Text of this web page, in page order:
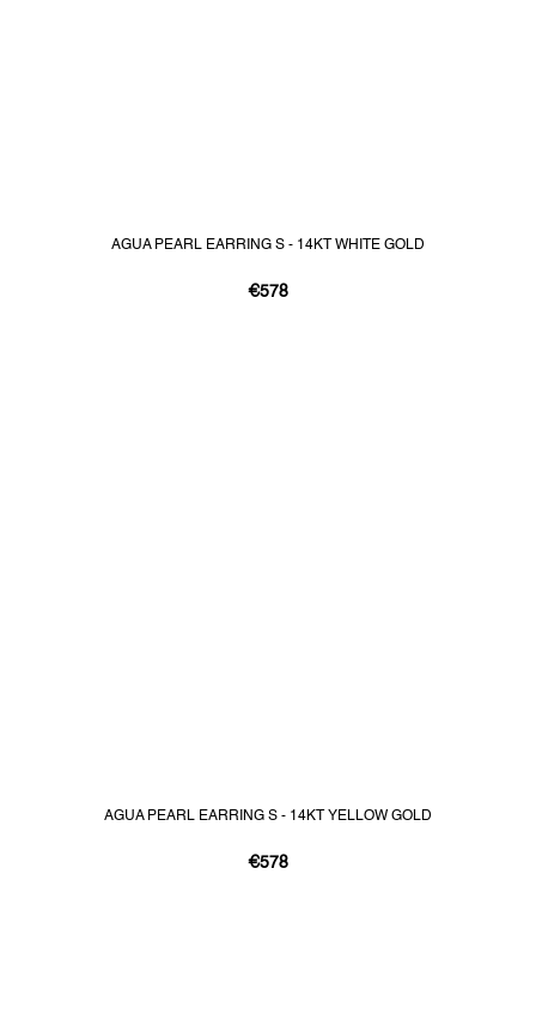
AGUA PEARL EARRING S - 14KT WHITE GOLD
€578
AGUA PEARL EARRING S - 14KT YELLOW GOLD
€578